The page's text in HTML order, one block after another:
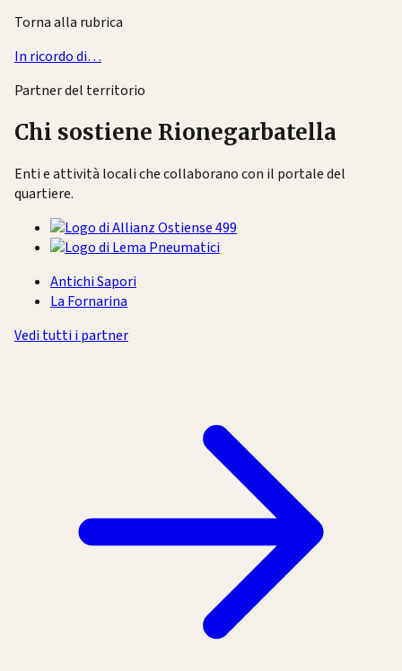
Torna alla rubrica
In ricordo di…
Partner del territorio
Chi sostiene Rionegarbatella
Enti e attività locali che collaborano con il portale del
quartiere.
Antichi Sapori
La Fornarina
Vedi tutti i partner